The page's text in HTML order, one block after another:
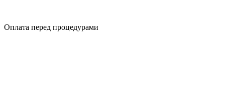
Оплата перед процедурами